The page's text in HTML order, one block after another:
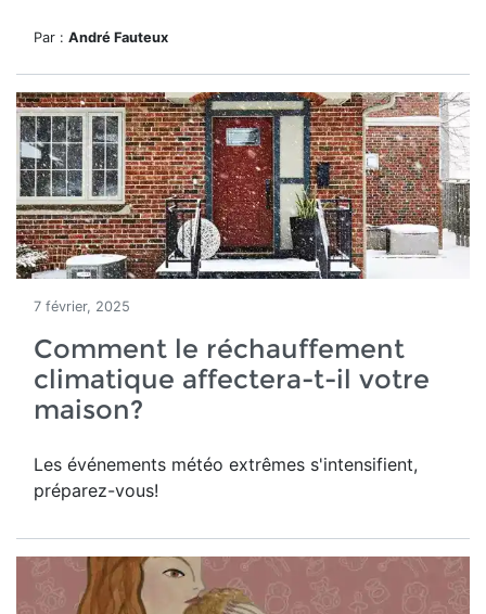
Par : André Fauteux
7 février, 2025
Comment le réchauffement
climatique affectera-t-il votre
maison?
Les événements météo extrêmes s'intensifient,
préparez-vous!